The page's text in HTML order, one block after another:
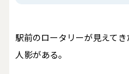
駅前のロータリーが見えて
人影がある。